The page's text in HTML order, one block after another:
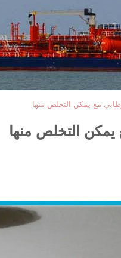
مع يمكن التخلص منها
التخلص منها